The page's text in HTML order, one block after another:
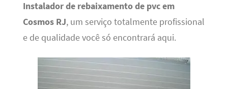
Instalador de rebaixamento de pvc em
Cosmos RJ, um serviço totalmente profissional
e de qualidade você só encontrará aqui.